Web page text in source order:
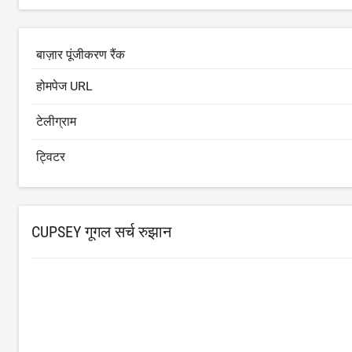
बाज़ार पूंजीकरण रैंक
होमपेज URL
टेलीग्राम
ट्विटर
CUPSEY गूगल सर्च रुझान